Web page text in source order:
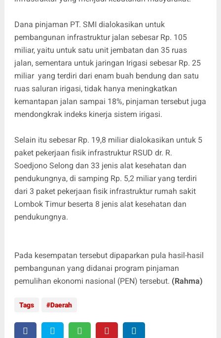
Dana pinjaman PT. SMI dialokasikan untuk
pembangunan infrastruktur jalan sebesar Rp. 105
miliar, yaitu untuk satu unit jembatan dan 35 ruas
jalan, sementara untuk jaringan Irigasi sebesar Rp. 25
miliar yang terdiri dari enam buah bendung dan satu
ruas saluran irigasi, tidak hanya meningkatkan
kemantapan jalan sampai 18%, pinjaman tersebut juga
mendongkrak indeks kinerja sistem irigasi.
Selain itu sebesar Rp. 19,8 miliar dialokasikan untuk 5
paket pekerjaan fisik infrastruktur RSUD dr. R.
Soedjono Selong dan 33 jenis alat kesehatan dan
pendukungnya, di samping Rp. 5,2 miliar yang terdiri
dari 3 paket pekerjaan fisik infrastruktur rumah sakit
Lombok Timur beserta 8 jenis alat kesehatan dan
pendukungnya.
Pada kesempatan tersebut dipaparkan pula hasil-hasil
pembangunan yang didanai program pinjaman
pemulihan ekonomi nasional (PEN) tersebut. (Rahma)
Tags Daerah